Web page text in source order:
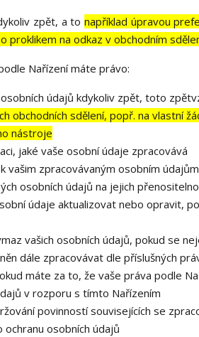
zpět, a to například úpravou
proklikem na odkaz v obchodním
Nařízení máte právo:
údajů kdykoliv zpět, toto
obchodních sdělení, popř. na vlastní
nástroje
jaké vaše osobní údaje zpracovává
vašim zpracovávaným osobním
osobních údajů na jejich
údaje aktualizovat nebo opravit,
vašich osobních údajů, pokud se
dále zpracovávat dle příslušných
máte za to, že vaše práva podle
v rozporu s tímto Nařízením
povinností souvisejících se
ochranu osobních údajů